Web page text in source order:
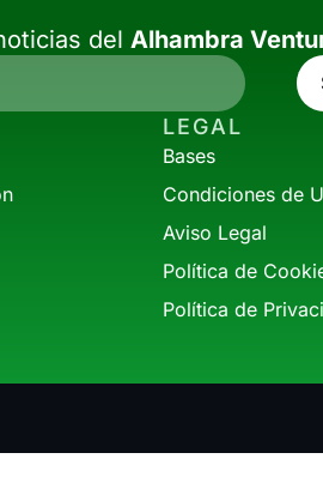
del Alhambra
LEGAL
Bases
Condiciones de
Aviso Legal
Política de
Política de